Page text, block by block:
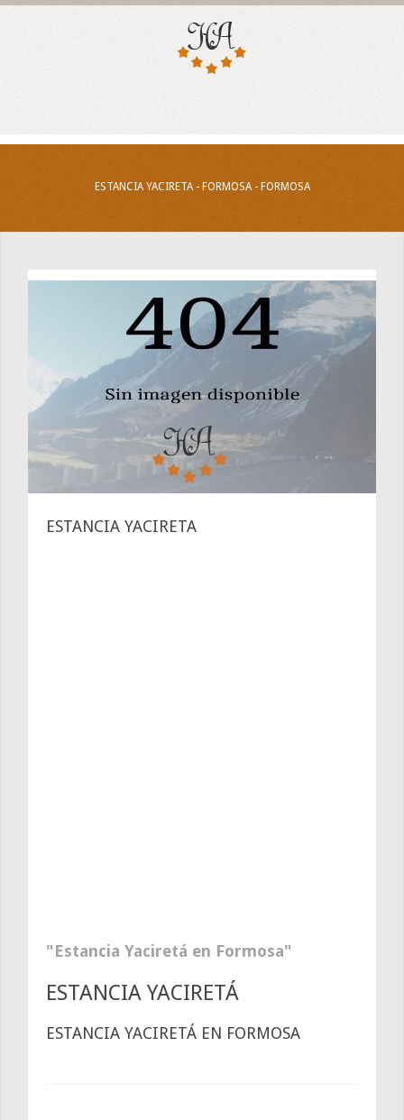
ESTANCIA YACIRETA - FORMOSA - FORMOSA
ESTANCIA YACIRETA
Estancia Yaciretá en Formosa
ESTANCIA YACIRETÁ
ESTANCIA YACIRETÁ EN FORMOSA